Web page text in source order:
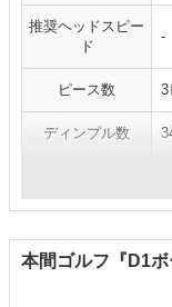
推奨ヘッドスピー
ド
-
ピース数 3
ディンプル数
本間ゴルフ『D1ボ